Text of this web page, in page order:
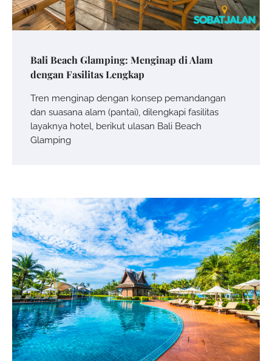
Bali Beach Glamping: Menginap di Alam
dengan Fasilitas Lengkap
Tren menginap dengan konsep pemandangan
dan suasana alam (pantai), dilengkapi fasilitas
layaknya hotel, berikut ulasan Bali Beach
Glamping